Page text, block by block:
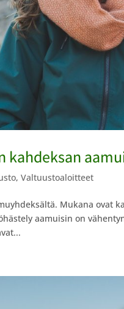
,Valtuustoaloitteet
Mukana ovat
aamuisin on